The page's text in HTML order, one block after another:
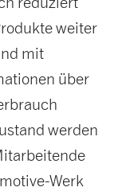
weiter
mit
über
werden
Werk